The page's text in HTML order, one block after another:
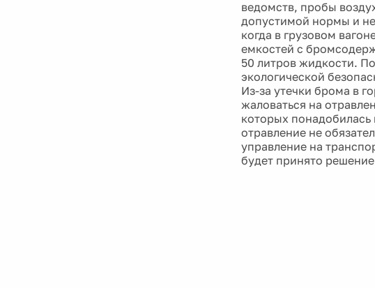
ведомств, пробы
допустимой нормы и
когда в грузовом
емкостей с
50 литров жидкости.
экологической
Из-за утечки брома в
жаловаться на
которых понадобилась
отравление не
управление на
будет принято